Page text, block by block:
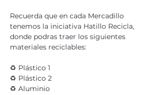
Recuerda que en cada Mercadillo
tenemos la iniciativa Hatillo Recicla,
donde podras traer los siguientes
materiales reciclables:
♻️ Plástico 1
♻️ Plástico 2
♻️ Aluminio